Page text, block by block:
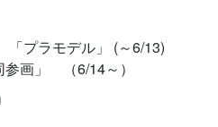
プラモデル」 (～6/13)
（6/14～）